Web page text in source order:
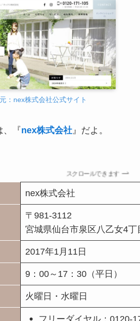
：nex株式会社公式サイト
、『nex株式会社』だよ。
スクロールできます
nex株式会社
〒981-3112
宮城県仙台市泉区八乙女4丁
2017年1月11日
9：00～17：30（平日）
火曜日・水曜日
フリーダイヤル：0120-